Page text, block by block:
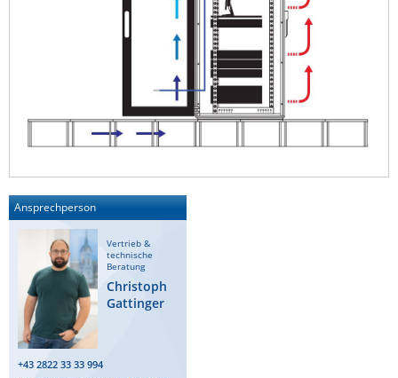
Ansprechperson
Vertrieb &
technische
Beratung
Christoph
Gattinger
+43 2822 33 33 994